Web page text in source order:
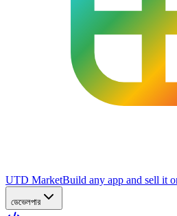
UTD MarketBuild any app and sell it
ডেভেলপার